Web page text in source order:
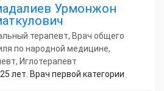
Урмонжон
терапевт, Врач общего
по народной медицине,
Иглотерапевт
лет. Врач первой категории